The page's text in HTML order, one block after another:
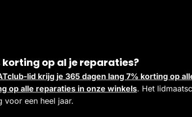
korting op al je reparaties?
lid krijg je 365 dagen lang 7% korting op
op alle reparaties in onze winkels. Het
voor een heel jaar.